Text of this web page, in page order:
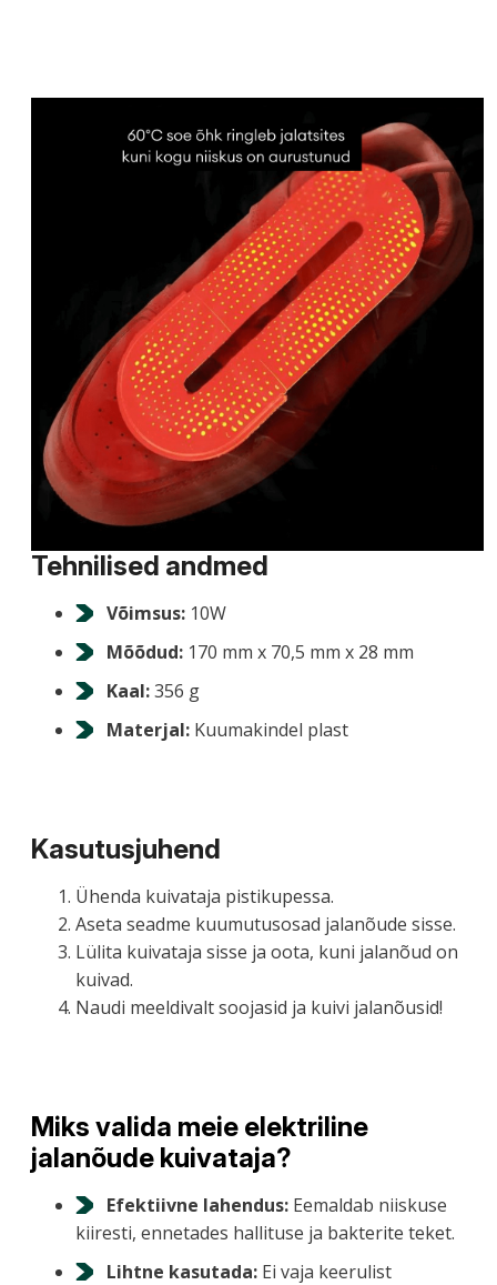
Tehnilised andmed
Võimsus: 10W
Mõõdud: 170 mm x 70,5 mm x 28 mm
Kaal:356 g
Materjal: Kuumakindel plast
Kasutusjuhend
Ühenda kuivataja pistikupessa.
Aseta seadme kuumutusosad jalanõude sisse.
Lülita kuivataja sisse ja oota, kuni jalanõud on
kuivad.
Naudi meeldivalt soojasid ja kuivi jalanõusid!
Miks valida meie elektriline
jalanõude kuivataja?
Efektiivne lahendus: Eemaldab niiskuse
kiiresti, ennetades hallituse ja bakterite teket.
Lihtne kasutada: Ei vaja keerulist